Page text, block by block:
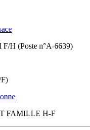
F/H (Poste n°A-6639)
FAMILLE H-F